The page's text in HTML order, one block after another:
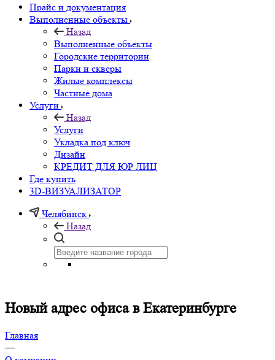
Прайс и документация
Выполненные объекты
Назад
Выполненные объекты
Городские территории
Парки и скверы
Жилые комплексы
Частные дома
Услуги
Назад
Услуги
Укладка под ключ
Дизайн
КРЕДИТ ДЛЯ ЮР ЛИЦ
Где купить
3D-ВИЗУАЛИЗАТОР
Челябинск
Назад
Новый адрес офиса в Екатеринбурге
Главная
—